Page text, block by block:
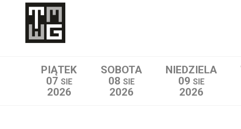
PIĄTEK
07 SIE
2026
SOBOTA
08 SIE
2026
NIEDZIELA
09 SIE
2026